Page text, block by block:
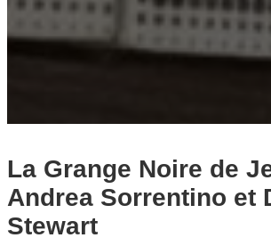
h
r
La Grange Noire de
Andrea Sorrentino et
Stewart